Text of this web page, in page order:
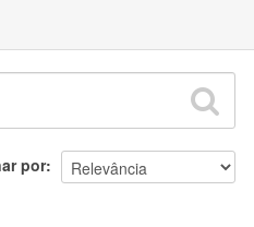
por